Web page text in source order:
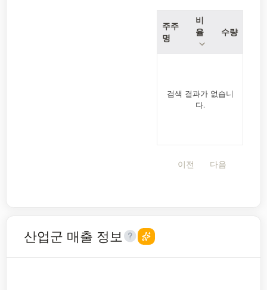
주주
명
비
율
수량
검색 결과가 없습니
다.
이전 다음
산업군 매출 정보